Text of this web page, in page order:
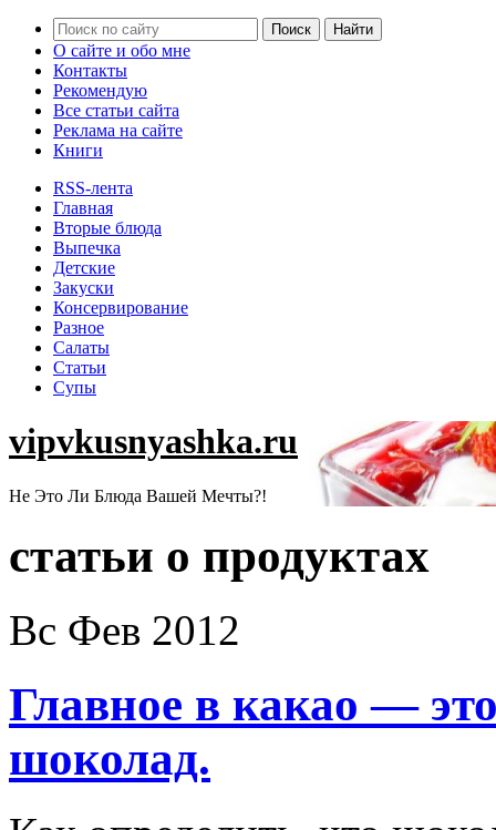
О сайте и обо мне
Контакты
Рекомендую
Все статьи сайта
Реклама на сайте
Книги
RSS-лента
Главная
Вторые блюда
Выпечка
Детские
Закуски
Консервирование
Разное
Салаты
Статьи
Супы
vipvkusnyashka.ru
Не Это Ли Блюда Вашей Мечты?!
статьи о продуктах
Вс Фев 2012
Главное в какао —
шоколад.